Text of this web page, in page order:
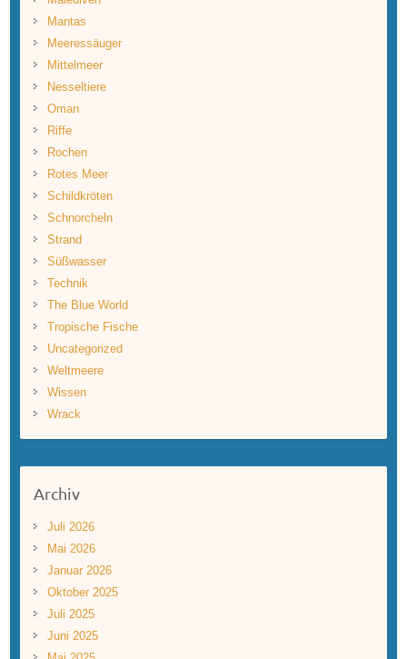
Mantas
Meeressäuger
Mittelmeer
Nesseltiere
Oman
Riffe
Rochen
Rotes Meer
Schildkröten
Schnorcheln
Strand
Süßwasser
Technik
The Blue World
Tropische Fische
Uncategorized
Weltmeere
Wissen
Wrack
Archiv
Juli 2026
Mai 2026
Januar 2026
Oktober 2025
Juli 2025
Juni 2025